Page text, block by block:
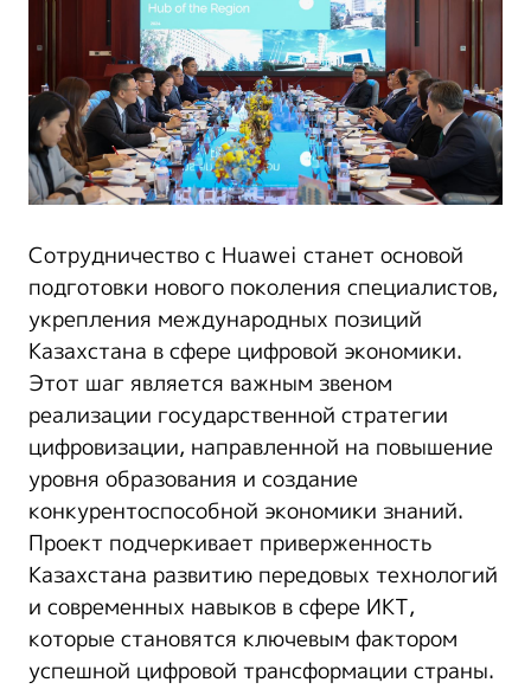
Сотрудничество с Huawei станет основой
подготовки нового поколения специалистов,
укрепления международных позиций
Казахстана в сфере цифровой экономики.
Этот шаг является важным звеном
реализации государственной стратегии
цифровизации, направленной на повышение
уровня образования и создание
конкурентоспособной экономики знаний.
Проект подчеркивает приверженность
Казахстана развитию передовых технологий
и современных навыков в сфере ИКТ,
которые становятся ключевым фактором
успешной цифровой трансформации страны.